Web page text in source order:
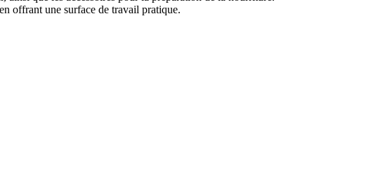
offrant une surface de travail pratique.